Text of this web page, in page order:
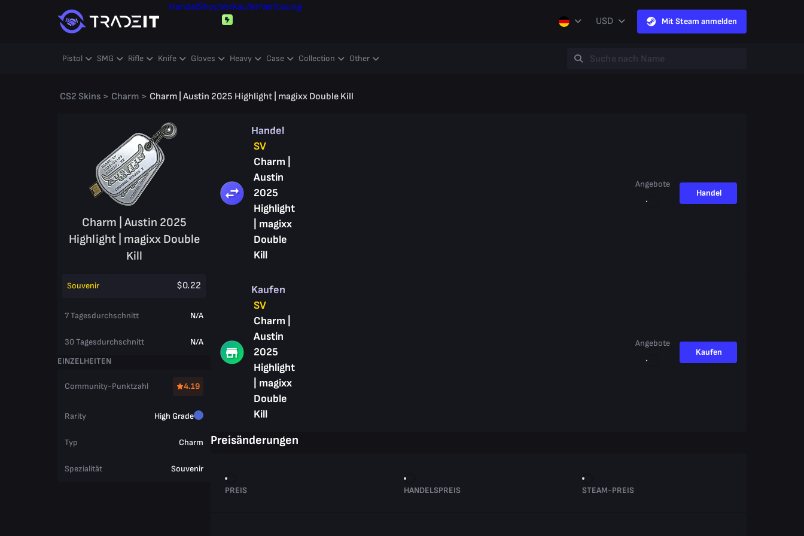
HandelShopVerkaufenVerlosung
USD
Mit Steam anmelden
Pistol SMG Rifle Knife Gloves Heavy Case Collection Other
CS2 Skins > Charm > Charm | Austin 2025 Highlight | magixx Double Kill
Charm | Austin 2025
Highlight | magixx Double
Kill
Souvenir $0.22
7 Tagesdurchschnitt N/A
30 Tagesdurchschnitt
N/A
EINZELHEITEN
Community-Punktzahl 4.19
Rarity High Grade
Typ Charm
Spezialität Souvenir
Handel
SV
Charm |
Austin
2025
Highlight
| magixx
Double
Kill
Angebote
Handel
Kaufen
SV
Charm |
Austin
2025
Highlight
| magixx
Double
Kill
Angebote
Kaufen
Preisänderungen
PREIS HANDELSPREIS STEAM-PREIS